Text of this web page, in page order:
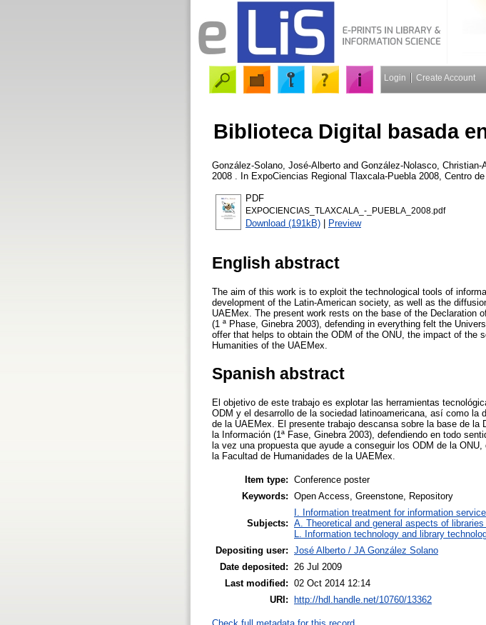
Login Create Account
Biblioteca Digital basada
González-Solano, José-Alberto and González-Nolasco, Christian-
2008 . In ExpoCiencias Regional Tlaxcala-Puebla 2008, Centro
PDF
EXPOCIENCIAS_TLAXCALA_-_PUEBLA_2008.pdf
Download (191kB) | Preview
English abstract
The aim of this work is to exploit the technological tools of
development of the Latin-American society, as well as the
UAEMex. The present work rests on the base of the
(1 ª Phase, Ginebra 2003), defending in everything felt the
offer that helps to obtain the ODM of the ONU, the impact of
Humanities of the UAEMex.
Spanish abstract
El objetivo de este trabajo es explotar las herramientas
ODM y el desarrollo de la sociedad latinoamericana, así como
de la UAEMex. El presente trabajo descansa sobre la base de
la Información (1ª Fase, Ginebra 2003), defendiendo en todo
la vez una propuesta que ayude a conseguir los ODM de la
la Facultad de Humanidades de la UAEMex.
Item type: Conference poster
Keywords: Open Access, Greenstone, Repository
Subjects:
I. Information treatment for information
A. Theoretical and general aspects of libraries
L. Information technology and library
Depositing user: José Alberto / JA González Solano
Date deposited:
26 Jul 2009
Last modified: 02 Oct 2014 12:14
URI:
http://hdl.handle.net/10760/13362